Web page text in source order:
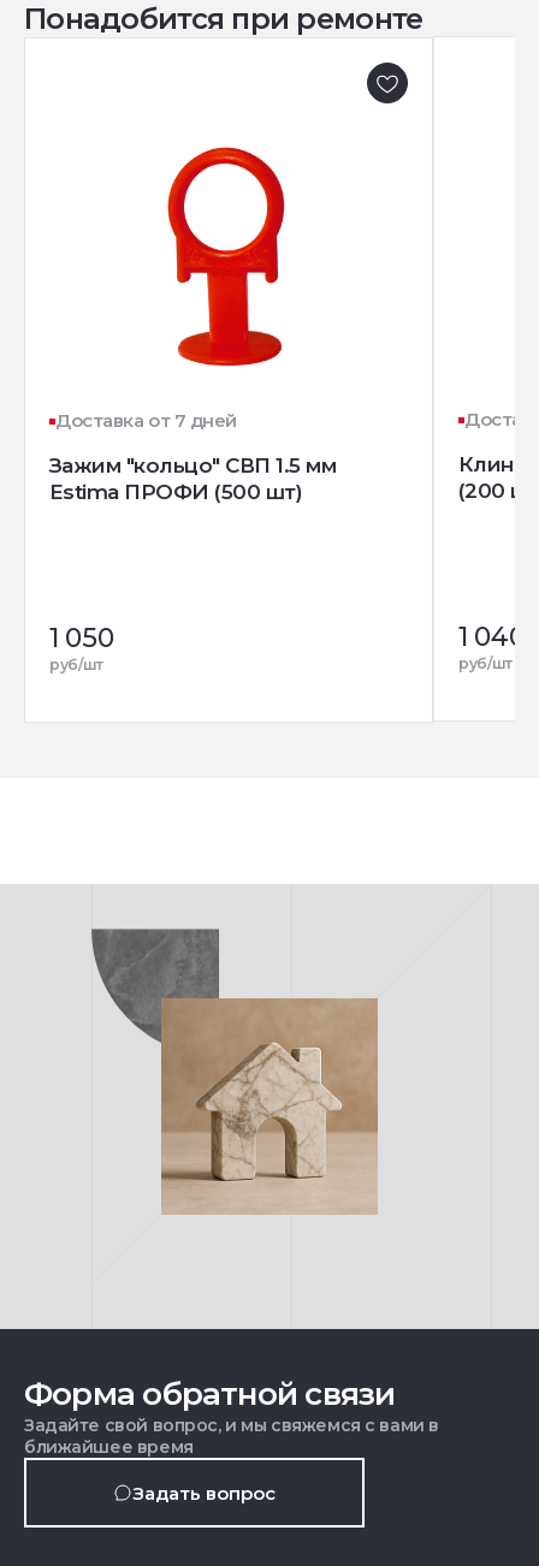
Понадобится при ремонте
Доставка от 7 дней
Зажим "кольцо" СВП 1.5 мм
Estima ПРОФИ (500 шт)
1 050
руб/шт
Клин
(200
1 040
руб/шт
Форма обратной связи
Задайте свой вопрос, и мы свяжемся с вами в
ближайшее время
Задать вопрос